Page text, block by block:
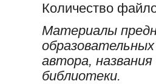
Количество
Материалы
автора,
библиотеки.